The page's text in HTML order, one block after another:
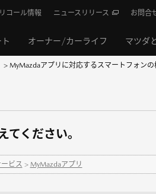
オーナー/カーライフ マツダ
リコール情報 ニュースリリース お問合
> MyMazdaアプリに対応するスマートフォンの
ください。
ビス > MyMazdaアプリ